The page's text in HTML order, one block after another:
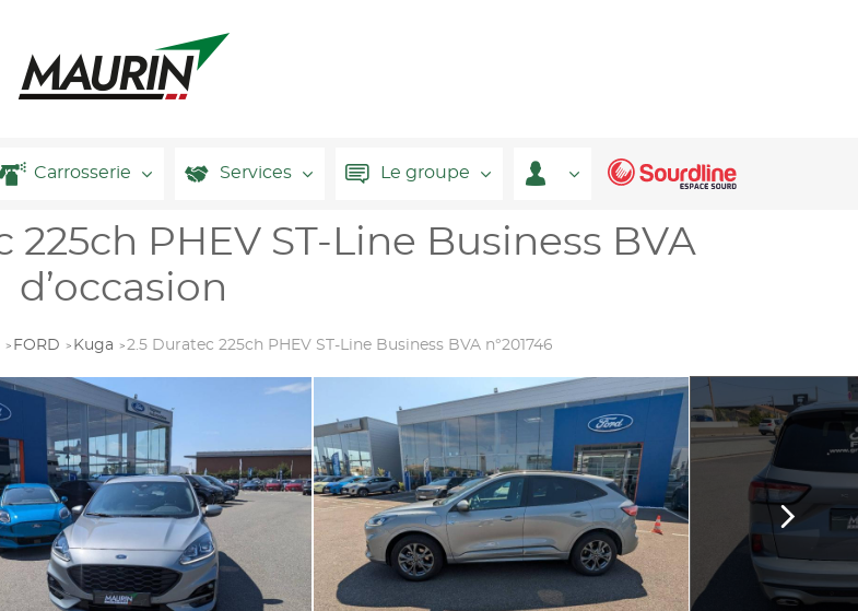
Carrosserie Services Le groupe
225ch PHEV ST-Line Business BVA
d’occasion
FORD Kuga 2.5 Duratec 225ch PHEV ST-Line Business BVA n°201746